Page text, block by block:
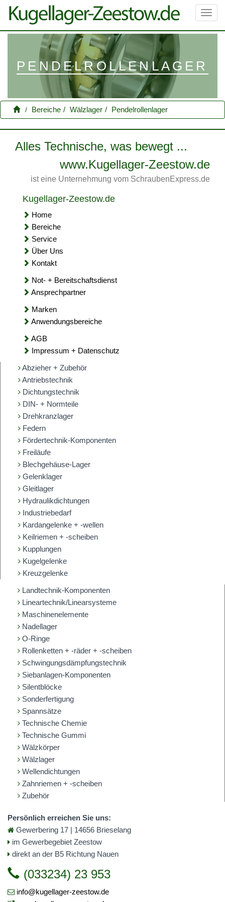
PENDELROLLENLAGER
Bereiche Wälzlager Pendelrollenlager
Alles Technische, was bewegt ...
www.Kugellager-Zeestow.de
ist eine Unternehmung vom SchraubenExpress.de
Kugellager-Zeestow.de
Home
Bereiche
Service
Über Uns
Kontakt
Not- + Bereitschaftsdienst
Ansprechpartner
Marken
Anwendungsbereiche
AGB
Impressum + Datenschutz
Abzieher + Zubehör
Antriebstechnik
Dichtungstechnik
DIN- + Normteile
Drehkranzlager
Federn
Fördertechnik-Komponenten
Freiläufe
Blechgehäuse-Lager
Gelenklager
Gleitlager
Hydraulikdichtungen
Industriebedarf
Kardangelenke + -wellen
Keilriemen + -scheiben
Kupplungen
Kugelgelenke
Kreuzgelenke
Landtechnik-Komponenten
Lineartechnik/Linearsysteme
Maschinenelemente
Nadellager
O-Ringe
Rollenketten + -räder + -scheiben
Schwingungsdämpfungstechnik
Siebanlagen-Komponenten
Silentblöcke
Sonderfertigung
Spannsätze
Technische Chemie
Technische Gummi
Wälzkörper
Wälzlager
Wellendichtungen
Zahnriemen + -scheiben
Zubehör
Persönlich erreichen Sie uns:
Gewerbering 17 | 14656 Brieselang
im Gewerbegebiet Zeestow
direkt an der B5 Richtung Nauen
(033234) 23 953
info@kugellager-zeestow.de